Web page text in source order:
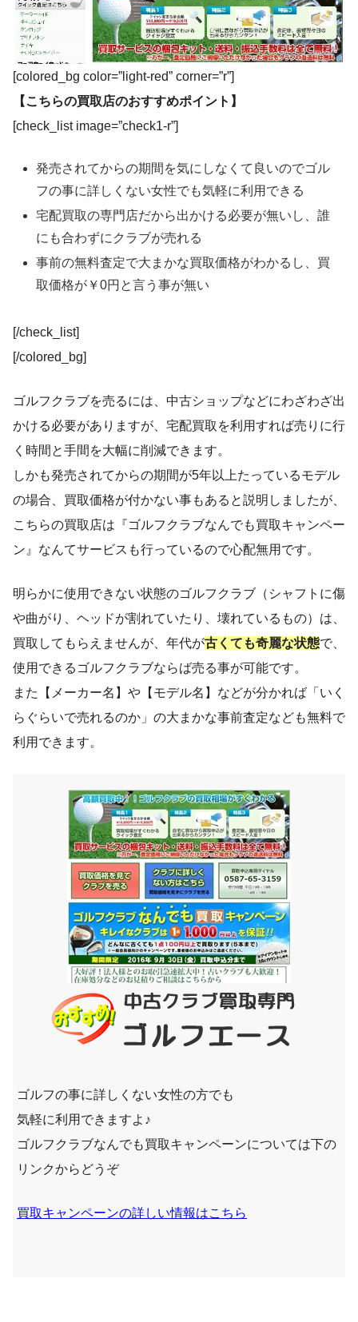
[colored_bg color=”light-red” corner=”r”]
【こちらの買取店のおすすめポイント】
[check_list image=”check1-r”]
発売されてからの期間を気にしなくて良いのでゴル
フの事に詳しくない女性でも気軽に利用できる
宅配買取の専門店だから出かける必要が無いし、誰
にも合わずにクラブが売れる
事前の無料査定で大まかな買取価格がわかるし、買
取価格が￥0円と言う事が無い
[/check_list]
[/colored_bg]
ゴルフクラブを売るには、中古ショップなどにわざわざ出
かける必要がありますが、宅配買取を利用すれば売りに行
く時間と手間を大幅に削減できます。
しかも発売されてからの期間が5年以上たっているモデル
の場合、買取価格が付かない事もあると説明しましたが、
こちらの買取店は『ゴルフクラブなんでも買取キャンペー
ン』なんてサービスも行っているので心配無用です。
明らかに使用できない状態のゴルフクラブ（シャフトに傷
や曲がり、ヘッドが割れていたり、壊れているもの）は、
買取してもらえませんが、年代が古くても奇麗な状態で、
使用できるゴルフクラブならば売る事が可能です。
また【メーカー名】や【モデル名】などが分かれば「いく
らぐらいで売れるのか」の大まかな事前査定なども無料で
利用できます。
ゴルフの事に詳しくない女性の方でも
気軽に利用できますよ♪
ゴルフクラブなんでも買取キャンペーンについては下の
リンクからどうぞ
買取キャンペーンの詳しい情報はこちら